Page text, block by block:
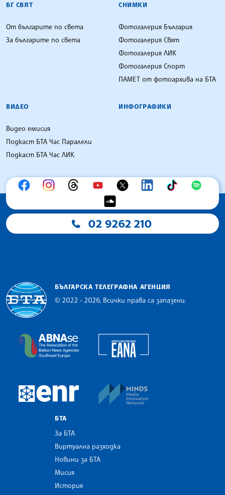
БГ СВЯТ
От българите по света
За българите по света
СНИМКИ
Фотогалерия България
Фотогалерия Свят
Фотогалерия ЛИК
Фотогалерия Спорт
ПАМЕТ от фотоархива на БТА
ВИДЕО
Видео емисия
Подкаст БТА Час Паралели
Подкаст БТА Час ЛИК
ИНФОГРАФИКИ
02 9262 210
БЪЛГАРСКА ТЕЛЕГРАФНА АГЕНЦИЯ
© 2022 - 2026, Всички права са запазени.
The Assocoation of the Balkan News Agencies
European Newsroom
БТА
За БТА
Виртуална разходка
Новини за БТА
Мисия
История